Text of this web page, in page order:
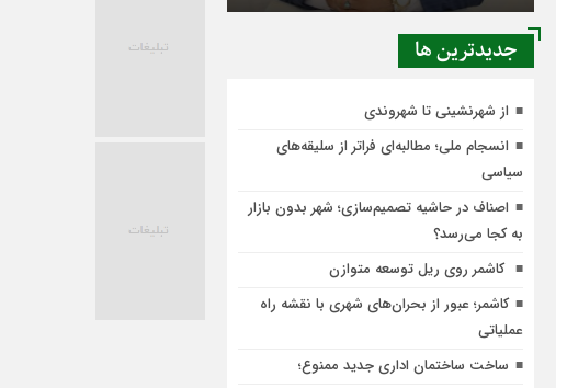
جديدترين ها
از شهرنشینی تا شهروندی
انسجام ملی؛ مطالبه‌ای فراتر از سلیقه‌های
سیاسی
اصناف در حاشیه تصمیم‌سازی؛ شهر بدون بازار
به کجا می‌رسد؟
کاشمر روی ریل توسعه متوازن
کاشمر؛ عبور از بحران‌های شهری با نقشه راه
عملیاتی
ساخت ساختمان اداری جدید ممنوع؛